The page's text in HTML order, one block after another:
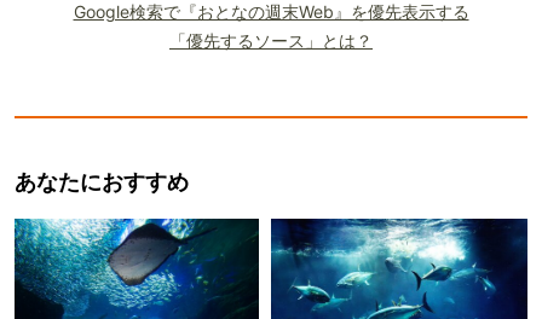
Google検索で『おとなの週末Web』を優先表示する
「優先するソース」とは？
あなたにおすすめ